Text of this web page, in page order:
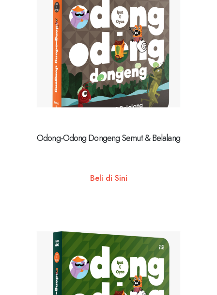
Odong-Odong Dongeng Semut & Belalang
Beli di Sini